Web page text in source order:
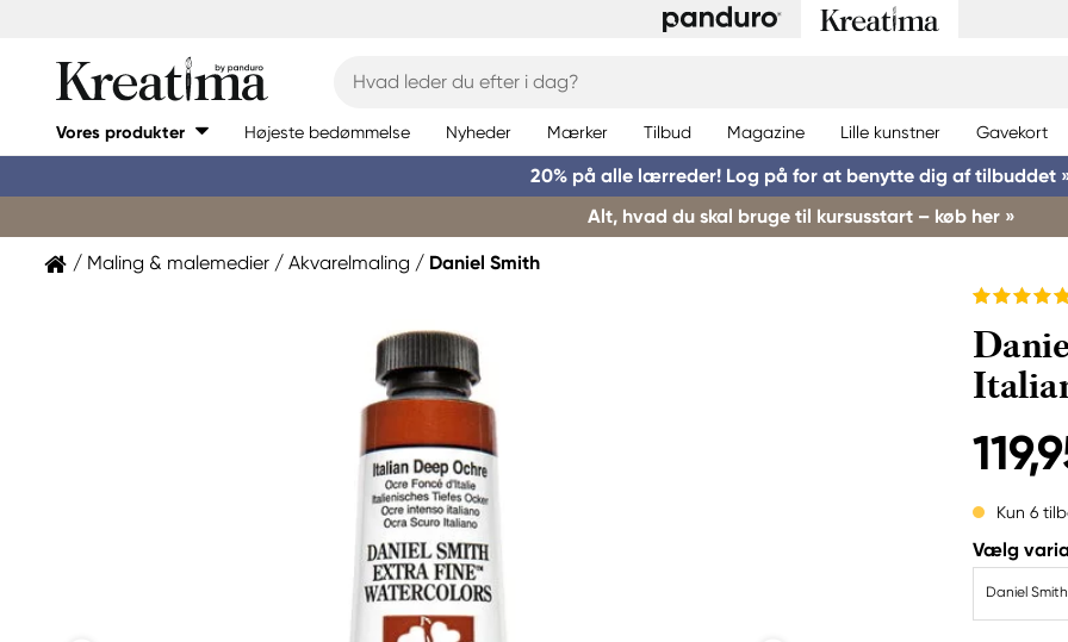
Vores produkter Højeste bedømmelse Nyheder Mærker Tilbud Magazine Lille kunstner Gavekort
20% på alle lærreder! Log på for at benytte dig af tilbuddet
Alt, hvad du skal bruge til kursusstart – køb her »
Maling & malemedier Akvarelmaling Daniel Smith
Kun 6
Vælg
Daniel